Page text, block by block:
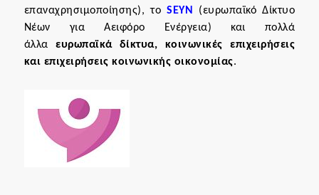
επαναχρησιμοποίησης), τοSEYN
(ευρωπαϊκό Δίκτυο
Νέων για Αειφόρο Ενέργεια) και πολλά
άλλαευρωπαϊκά δίκτυα, κοινωνικές επιχειρήσεις
και επιχειρήσεις κοινωνικής οικονομίας.